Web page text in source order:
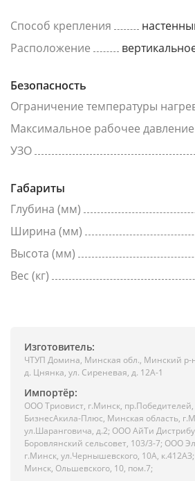
Способ крепления
Расположение
Безопасность
Ограничение температуры
Максимальное рабочее давление
УЗО
Габариты
Глубина (мм)
Ширина (мм)
Высота (мм)
Вес (кг)
Изготовитель:
ЧТУП Домина, Минская обл., Минский р-
д. Цнянка, ул. Сиреневая, д. 12А-1
Импортёр:
ООО Триовист, г.Минск,
БизнесАкила-Плюс, Минская область,
ул.Шаранговича, д.2; ООО АйТи
Боровлянский сельсовет, 103/3-7; ООО
г.Минск, ул.Чернышевского, 10А,
Минск, Ольшевского, 10, пом.7;